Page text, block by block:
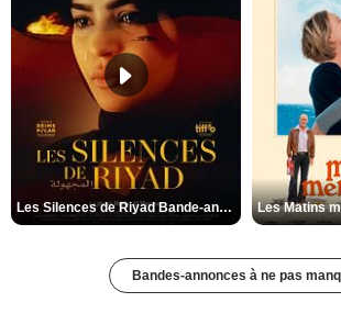
Les Silences de Riyad Bande-annonce VO STFR
Bandes-annonces à ne pas